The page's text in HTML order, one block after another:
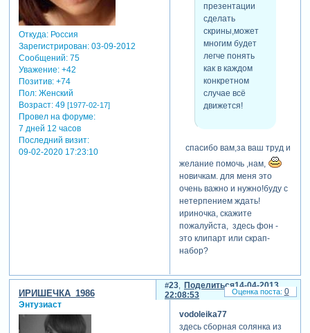
Откуда:Россия
Зарегистрирован: 03-09-2012
Сообщений:75
Уважение: +42
Позитив: +74
Пол:Женский
Возраст:49 [1977-02-17]
Провел на форуме:
7 дней 12 часов
Последний визит:
09-02-2020 17:23:10
презентации
сделать
скрины,может
многим будет
легче понять
как в каждом
конкретном
случае всё
движется!
спасибо вам,за ваш труд и
желание помочь ,нам,
новичкам. для меня это
очень важно и нужно!буду с
нетерпением ждать!
ириночка, скажите
пожалуйста, здесь фон -
это клипарт или скрап-
набор?
Поделиться
23
14-04-2013
22:08:53
ИРИШЕЧКА_1986
Энтузиаст
vodoleika77
здесь сборная солянка из
0